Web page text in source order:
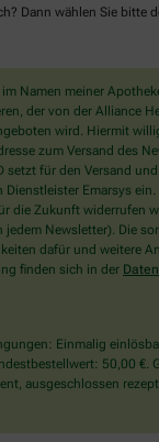
Dann wählen Sie bitte
Namen meiner
der von der Alliance
wird. Hiermit
zum Versand des
setzt für den Versand
Dienstleister Emarsys
die Zukunft widerrufen
jedem Newsletter). Die
dafür und weitere
finden sich in der
Einmalig
50,00 €.
ausgeschlossen